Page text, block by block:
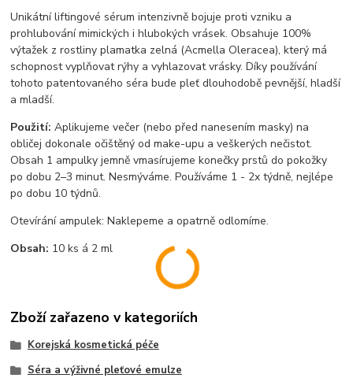
Unikátní liftingové sérum intenzivně bojuje proti vzniku a
prohlubování mimických i hlubokých vrásek. Obsahuje 100%
výtažek z rostliny plamatka zelná (Acmella Oleracea), který má
schopnost vyplňovat rýhy a vyhlazovat vrásky. Díky používání
tohoto patentovaného séra bude pleť dlouhodobě pevnější, hladší
a mladší.
Použití: Aplikujeme večer (nebo před nanesením masky) na
obličej dokonale očištěný od make-upu a veškerých nečistot.
Obsah 1 ampulky jemně vmasírujeme konečky prstů do pokožky
po dobu 2–3 minut. Nesmýváme. Používáme 1 - 2x týdně, nejlépe
po dobu 10 týdnů.
Otevírání ampulek: Naklepeme a opatrně odlomíme.
Obsah: 10 ks á 2 ml
Zboží zařazeno v kategoriích
Korejská kosmetická péče
Séra a výživné pleťové emulze